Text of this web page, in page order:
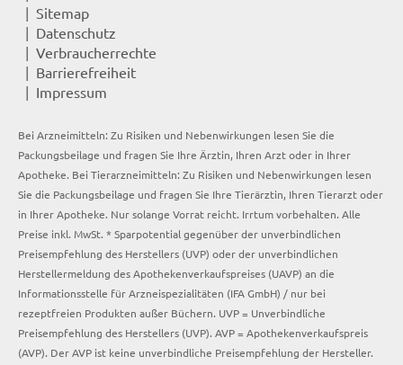
Sitemap
Datenschutz
Verbraucherrechte
Barrierefreiheit
Impressum
Bei Arzneimitteln: Zu Risiken und Nebenwirkungen lesen Sie die
Packungsbeilage und fragen Sie Ihre Ärztin, Ihren Arzt oder in Ihrer
Apotheke. Bei Tierarzneimitteln: Zu Risiken und Nebenwirkungen lesen
Sie die Packungsbeilage und fragen Sie Ihre Tierärztin, Ihren Tierarzt oder
in Ihrer Apotheke. Nur solange Vorrat reicht. Irrtum vorbehalten. Alle
Preise inkl. MwSt. * Sparpotential gegenüber der unverbindlichen
Preisempfehlung des Herstellers (UVP) oder der unverbindlichen
Herstellermeldung des Apothekenverkaufspreises (UAVP) an die
Informationsstelle für Arzneispezialitäten (IFA GmbH) / nur bei
rezeptfreien Produkten außer Büchern. UVP = Unverbindliche
Preisempfehlung des Herstellers (UVP). AVP = Apothekenverkaufspreis
(AVP). Der AVP ist keine unverbindliche Preisempfehlung der Hersteller.